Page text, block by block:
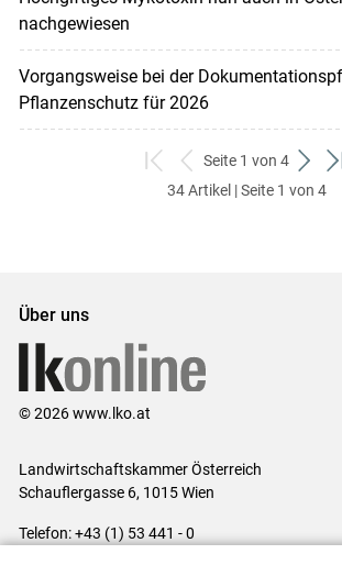
nachgewiesen
Vorgangsweise bei der
Pflanzenschutz für 2026
zum
ersten
zurück
zum
Seite 1 von 4
zum
34 Artikel | Seite 1 von 4
Über uns
© 2026 www.lko.at
Landwirtschaftskammer Österreich
Schauflergasse 6, 1015 Wien
Telefon:+43 (1) 53 441 - 0